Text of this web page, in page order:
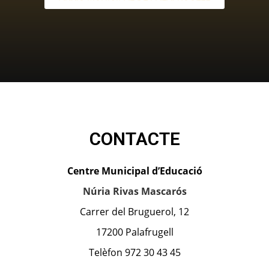
CONTACTE
Centre Municipal d’Educació
Núria Rivas Mascarós
Carrer del Bruguerol, 12
17200 Palafrugell
Telèfon 972 30 43 45